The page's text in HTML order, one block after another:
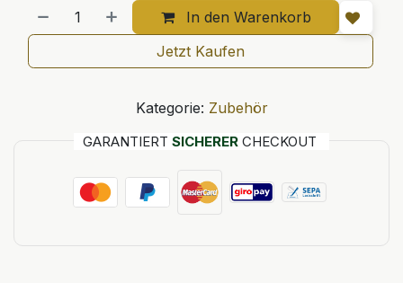
In den Warenkorb
Jetzt Kaufen
Kategorie: Zubehör
GARANTIERT SICHERER CHECKOUT